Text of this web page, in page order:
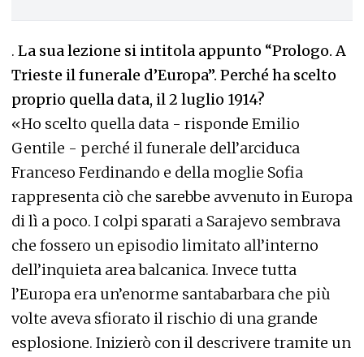
. La sua lezione si intitola appunto “Prologo. A
Trieste il funerale d’Europa”. Perché ha scelto
proprio quella data, il 2 luglio 1914?
«Ho scelto quella data - risponde Emilio
Gentile - perché il funerale dell’arciduca
Franceso Ferdinando e della moglie Sofia
rappresenta ciò che sarebbe avvenuto in Europa
di lì a poco. I colpi sparati a Sarajevo sembrava
che fossero un episodio limitato all’interno
dell’inquieta area balcanica. Invece tutta
l’Europa era un’enorme santabarbara che più
volte aveva sfiorato il rischio di una grande
esplosione. Inizierò con il descrivere tramite un